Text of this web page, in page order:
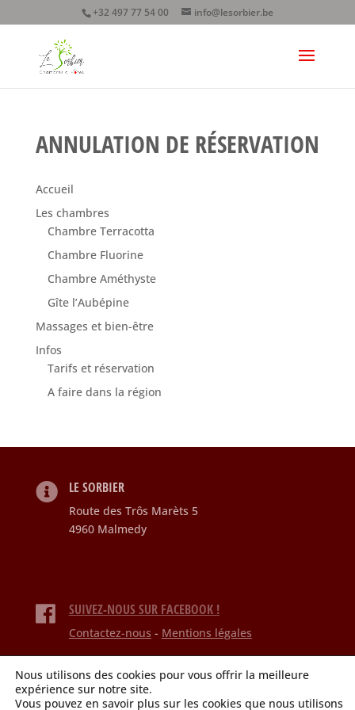
+32 497 77 54 00 info@lesorbier.be
ANNULATION DE RÉSERVATION
Accueil
Les chambres
Chambre Terracotta
Chambre Fluorine
Chambre Améthyste
Gîte l’Aubépine
Massages et bien-être
Infos
Tarifs et réservation
A faire dans la région
LE SORBIER
Route des Trôs Marèts 5
4960 Malmedy
SUIVEZ-NOUS SUR FACEBOOK !
Contactez-nous - Mentions légales
Site Web par
Nous utilisons des cookies pour vous offrir la meilleure
expérience sur notre site.
Vous pouvez en savoir plus sur les cookies que nous utilisons